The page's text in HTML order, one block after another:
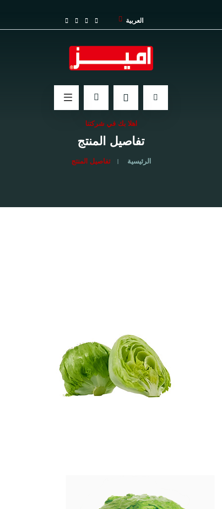
العربية
اهلا بك في شركتنا
تفاصيل المنتج
الرئيسية تفاصيل المنتج